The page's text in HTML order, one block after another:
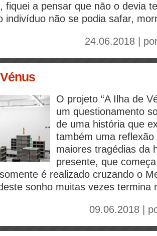
fiquei a pensar que não o devia
indivíduo não se podia safar,
24.06.2018 |
O projeto “A Ilha de
um questionamento
de uma história que
também uma
maiores tragédias da
presente, que
é realizado cruzando o
sonho muitas vezes termina
09.06.2018 |